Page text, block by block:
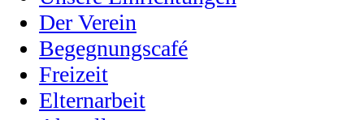
Der Verein
Begegnungscafé
Freizeit
Elternarbeit